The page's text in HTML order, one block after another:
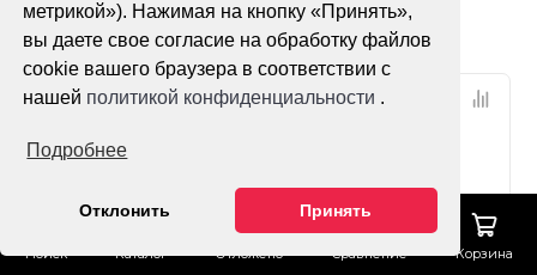
метрикой»). Нажимая на кнопку «Принять»,
вы даете свое согласие на обработку файлов
cookie вашего браузера в соответствии с
нашей политикой конфиденциальности .
Подробнее
Отклонить Принять
Поиск Каталог Отложено Сравнение Корзина
Фильтр По популярности
НДС 22%
Хит сезона
НДС 22%